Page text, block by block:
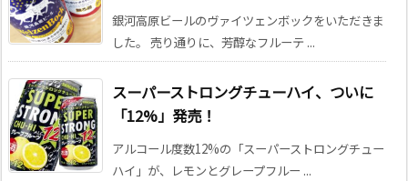
銀河高原ビールのヴァイツェンボックをいただきま
した。 売り通りに、芳醇なフルーテ ...
スーパーストロングチューハイ、ついに
「12%」発売！
アルコール度数12%の「スーパーストロングチュー
ハイ」が、レモンとグレープフルー ...